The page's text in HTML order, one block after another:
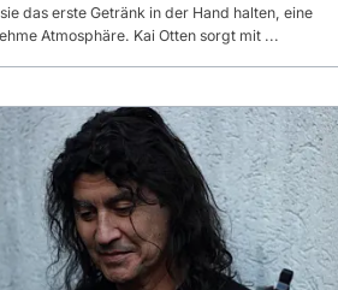
das erste Getränk in der Hand halten, eine
Atmosphäre. Kai Otten sorgt mit ...